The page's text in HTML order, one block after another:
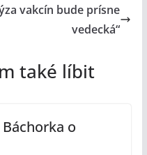
vakcín bude prísne
vedecká“
také líbit
o